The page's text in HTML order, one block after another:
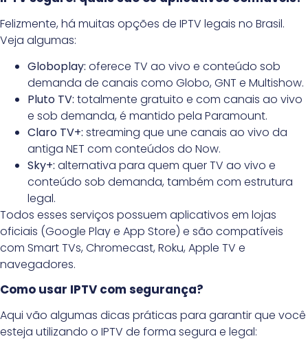
Felizmente, há muitas opções de IPTV legais no Brasil.
Veja algumas:
Globoplay: oferece TV ao vivo e conteúdo sob
demanda de canais como Globo, GNT e Multishow.
Pluto TV: totalmente gratuito e com canais ao vivo
e sob demanda, é mantido pela Paramount.
Claro TV+: streaming que une canais ao vivo da
antiga NET com conteúdos do Now.
Sky+: alternativa para quem quer TV ao vivo e
conteúdo sob demanda, também com estrutura
legal.
Todos esses serviços possuem aplicativos em lojas
oficiais (Google Play e App Store) e são compatíveis
com Smart TVs, Chromecast, Roku, Apple TV e
navegadores.
Como usar IPTV com segurança?
Aqui vão algumas dicas práticas para garantir que você
esteja utilizando o IPTV de forma segura e legal: